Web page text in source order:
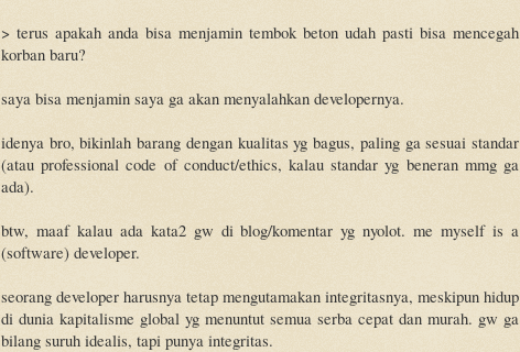
> terus apakah anda bisa menjamin tembok beton udah pasti bisa mencegah
korban baru?
saya bisa menjamin saya ga akan menyalahkan developernya.
idenya bro, bikinlah barang dengan kualitas yg bagus, paling ga sesuai standar
(atau professional code of conduct/ethics, kalau standar yg beneran mmg ga
ada).
btw, maaf kalau ada kata2 gw di blog/komentar yg nyolot. me myself is a
(software) developer.
seorang developer harusnya tetap mengutamakan integritasnya, meskipun hidup
di dunia kapitalisme global yg menuntut semua serba cepat dan murah. gw ga
bilang suruh idealis, tapi punya integritas.